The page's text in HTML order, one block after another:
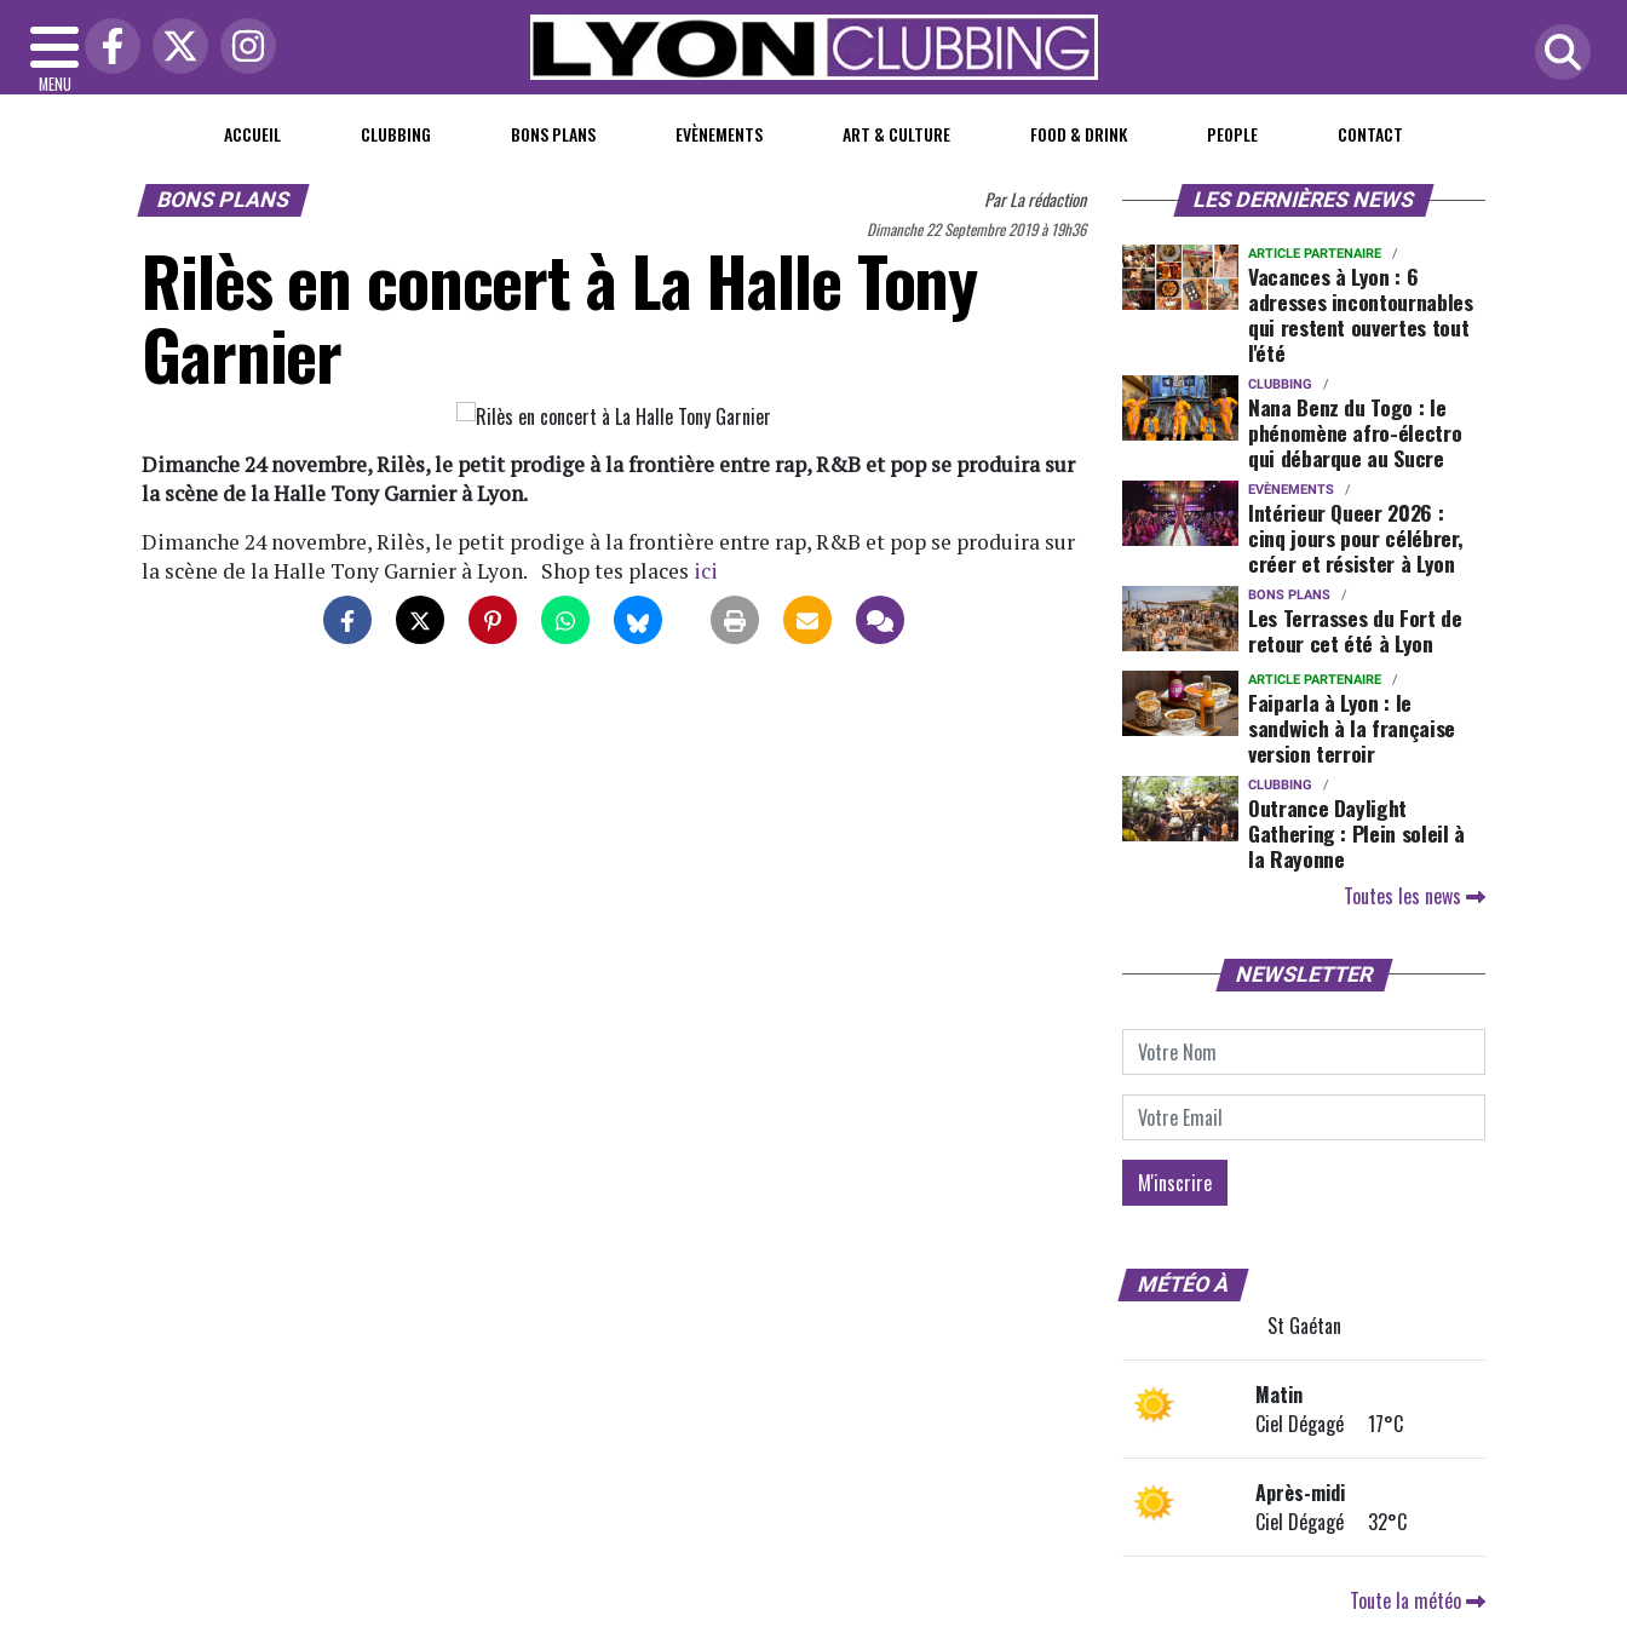
MENU
ACCUEIL CLUBBING BONS PLANS EVÈNEMENTS ART & CULTURE FOOD & DRINK PEOPLE CONTACT
BONS PLANS ParLa rédaction
Dimanche 22 Septembre 2019 à 19h36
Rilès en concert à La Halle Tony
Garnier
Dimanche 24 novembre, Rilès, le petit prodige à la frontière entre rap, R&B et pop se produira sur
la scène de la Halle Tony Garnier à Lyon.
Dimanche 24 novembre, Rilès, le petit prodige à la frontière entre rap, R&B et pop se produira sur
la scène de la Halle Tony Garnier à Lyon. Shop tes places ici
LES DERNIÈRES NEWS
ARTICLE PARTENAIRE
Vacances à Lyon : 6
adresses incontournables
qui restent ouvertes tout
l'été
CLUBBING
Nana Benz du Togo : le
phénomène afro-électro
qui débarque au Sucre
EVÈNEMENTS
Intérieur Queer 2026 :
cinq jours pour célébrer,
créer et résister à Lyon
BONS PLANS
Les Terrasses du Fort de
retour cet été à Lyon
ARTICLE PARTENAIRE
Faiparla à Lyon : le
sandwich à la française
version terroir
CLUBBING
Outrance Daylight
Gathering : Plein soleil à
la Rayonne
Toutes les news
NEWSLETTER
MÉTÉO À
St Gaétan
Matin
Ciel Dégagé 17°C
Après-midi
Ciel Dégagé 32°C
Toute la météo